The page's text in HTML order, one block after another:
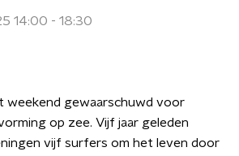
14:00 - 18:30
weekend gewaarschuwd voor
op zee. Vijf jaar geleden
vijf surfers om het leven door